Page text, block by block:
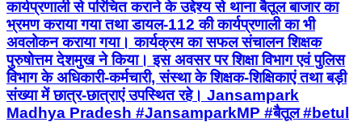
कार्यप्रणाली से परिचित कराने के उद्देश्य से थाना बैतूल बाजार का
भ्रमण कराया गया तथा डायल-112 की कार्यप्रणाली का भी
अवलोकन कराया गया। कार्यक्रम का सफल संचालन शिक्षक
पुरुषोत्तम देशमुख ने किया। इस अवसर पर शिक्षा विभाग एवं पुलिस
विभाग के अधिकारी-कर्मचारी, संस्था के शिक्षक-शिक्षिकाएं तथा बड़ी
संख्या में छात्र-छात्राएं उपस्थित रहे। Jansampark
Madhya Pradesh #JansamparkMP #बैतूल #betul